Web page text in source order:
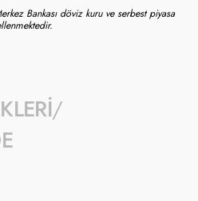
Bankası döviz kuru ve serbest piyasa